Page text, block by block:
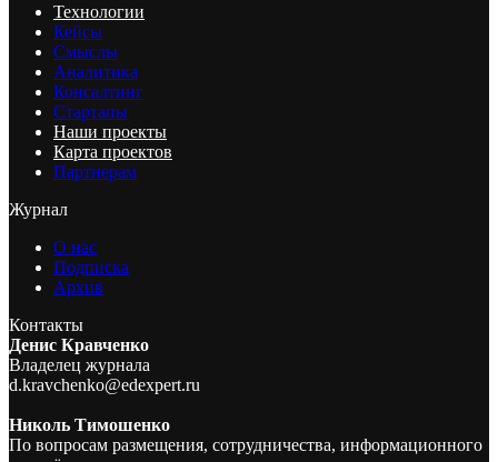
Технологии
Кейсы
Смыслы
Аналитика
Консалтинг
Стартапы
Наши проекты
Карта проектов
Партнерам
Журнал
О нас
Подписка
Архив
Контакты
Денис Кравченко
Владелец журнала
d.kravchenko@edexpert.ru
Николь Тимошенко
По вопросам размещения, сотрудничества, информационного